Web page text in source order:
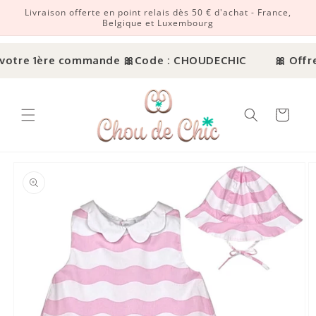
et passer au contenu
Livraison offerte en point relais dès 50 € d'achat - France,
Belgique et Luxembourg
1ère commande 🎀 Code : CHOUDECHIC 🎀 Offre
Panier
informations produits